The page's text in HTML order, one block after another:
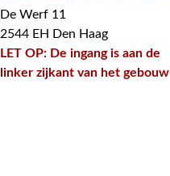
De Werf 11
2544 EH Den Haag
LET OP: De ingang is aan de
linker zijkant van het gebouw